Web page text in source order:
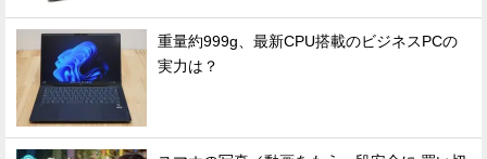
重量約999g、最新CPU搭載のビジネスPCの
実力は？